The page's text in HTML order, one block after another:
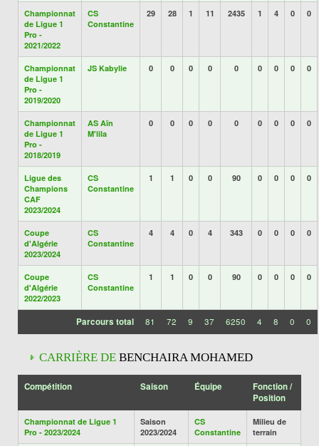
Championnat
de Ligue 1
Pro -
2021/2022
CS
Constantine
29 28 1 11 2435 1 4 0 0
Championnat
de Ligue 1
Pro -
2019/2020
JS Kabylie 0 0 0 0 0 0 0 0 0
Championnat
de Ligue 1
Pro -
2018/2019
AS Aïn
M'lila
0 0 0 0 0 0 0 0 0
Ligue des
Champions
CAF
2023/2024
CS
Constantine
1 1 0 0 90 0 0 0 0
Coupe
d'Algérie
2023/2024
CS
Constantine
4 4 0 4 343 0 0 0 0
Coupe
d'Algérie
2022/2023
CS
Constantine
1 1 0 0 90 0 0 0 0
Parcours total 81 72 9 37 6250 4 8 0 0
CARRIÈRE DE BENCHAIRA MOHAMED
Compétition Saison Équipe
Fonction /
Position
Championnat de Ligue 1
Pro - 2023/2024
Saison
2023/2024
CS
Constantine
Milieu de
terrain